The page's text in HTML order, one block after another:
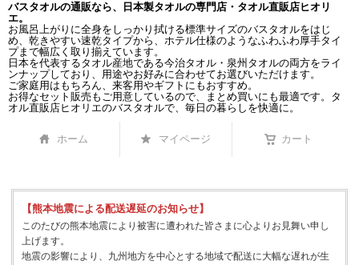
バスタオルの通販なら、日本製タオルの専門店・タオル直販店ヒオリ
エ。
お風呂上がりに全身をしっかり拭ける標準サイズのバスタオルをはじ
め、乾きやすい速乾タイプから、ホテル仕様のようなふわふわ厚手タイ
プまで幅広く取り揃えています。
日本を代表するタオル産地である今治タオル・泉州タオルの両方をライ
ンナップしており、用途やお好みに合わせてお選びいただけます。
ご家庭用はもちろん、来客用やギフトにもおすすめ。
お得なセット販売もご用意しているので、まとめ買いにも最適です。タ
オル直販店ヒオリエのバスタオルで、毎日の暮らしを快適に。
ホーム マイページ カート
【熊本地震による配送遅延のお知らせ】
このたびの熊本地震により被害に遭われた皆さまに心よりお見舞い申し
上げます。
地震の影響により、九州地方を中心とする地域で配送に大幅な遅れが生